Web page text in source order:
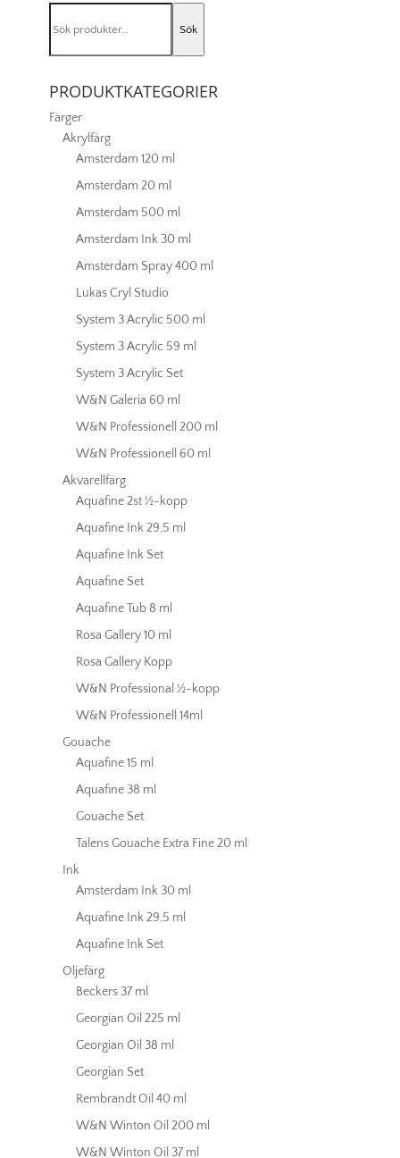
Cerulean
Blueefter:
Sök
PRODUKTKATEGORIER
Färger
Akrylfärg
Amsterdam 120 ml
Amsterdam 20 ml
Amsterdam 500 ml
Amsterdam Ink 30 ml
Amsterdam Spray 400 ml
Lukas Cryl Studio
System 3 Acrylic 500 ml
System 3 Acrylic 59 ml
System 3 Acrylic Set
W&N Galeria 60 ml
W&N Professionell 200 ml
W&N Professionell 60 ml
Akvarellfärg
Aquafine 2st ½-kopp
Aquafine Ink 29,5 ml
Aquafine Ink Set
Aquafine Set
Aquafine Tub 8 ml
Rosa Gallery 10 ml
Rosa Gallery Kopp
W&N Professional ½-kopp
W&N Professionell 14ml
Gouache
Aquafine 15 ml
Aquafine 38 ml
Gouache Set
Talens Gouache Extra Fine 20 ml
Ink
Amsterdam Ink 30 ml
Aquafine Ink 29,5 ml
Aquafine Ink Set
Oljefärg
Beckers 37 ml
Georgian Oil 225 ml
Georgian Oil 38 ml
Georgian Set
Rembrandt Oil 40 ml
W&N Winton Oil 200 ml
W&N Winton Oil 37 ml